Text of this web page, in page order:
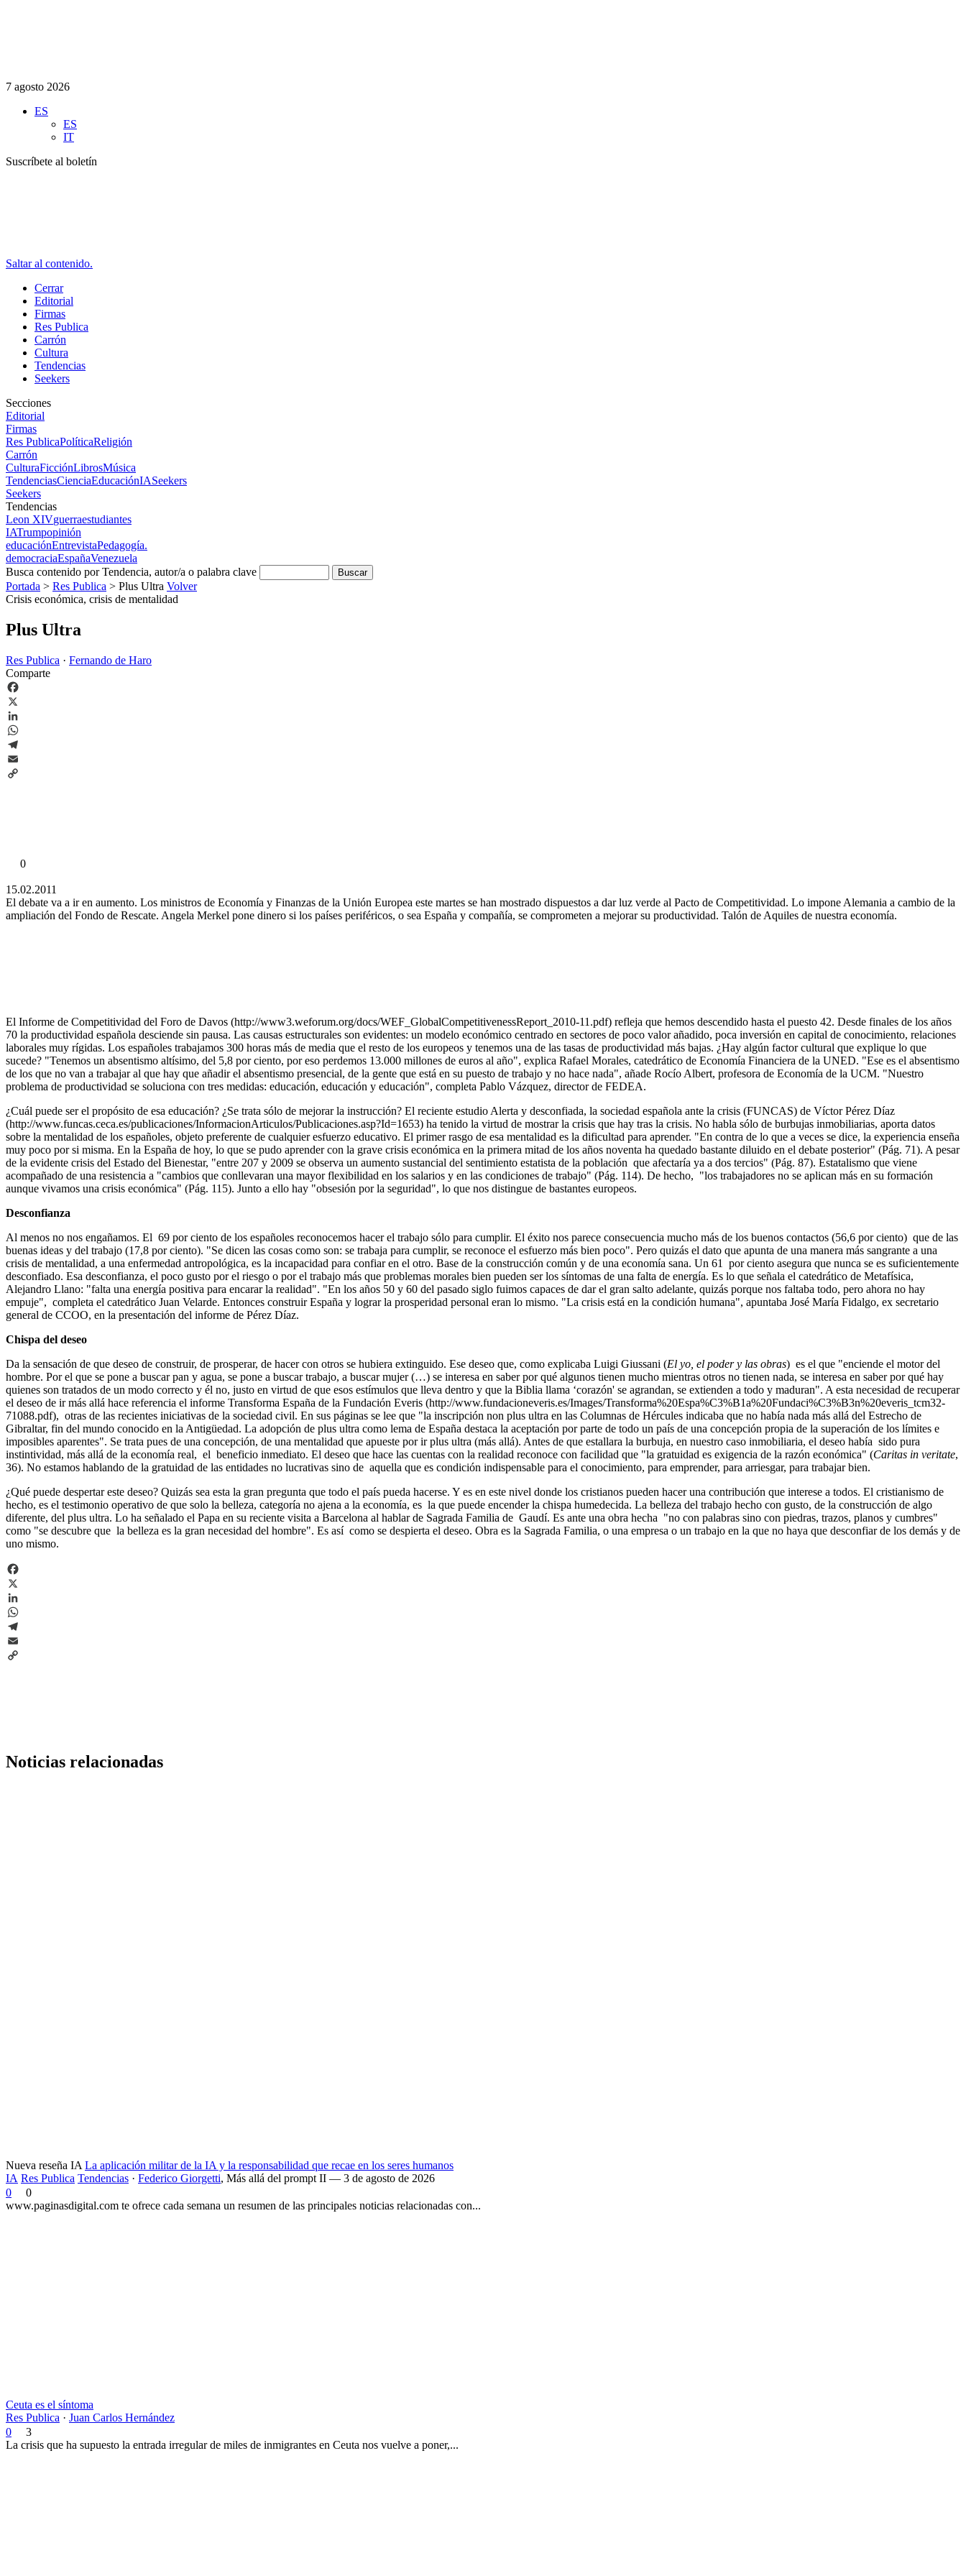
7 agosto 2026
ES
ES
IT
Suscríbete al boletín
Saltar al contenido.
Cerrar
Editorial
Firmas
Res Publica
Carrón
Cultura
Tendencias
Seekers
Secciones
Editorial
Firmas
Res PublicaPolíticaReligión
Carrón
CulturaFicciónLibrosMúsica
TendenciasCienciaEducaciónIASeekers
Seekers
Tendencias
Leon XIVguerraestudiantes
IATrumpopinión
educaciónEntrevistaPedagogía.
democraciaEspañaVenezuela
Busca contenido por Tendencia, autor/a o palabra clave
Portada > Res Publica > Plus Ultra Volver
Crisis económica, crisis de mentalidad
Plus Ultra
Res Publica · Fernando de Haro
Comparte
Facebook
X
LinkedIn
WhatsApp
Telegram
Email
0
15.02.2011
El debate va a ir en aumento. Los ministros de Economía y Finanzas de la Unión Europea este martes se han mostrado dispuestos a dar luz verde al Pacto de Competitividad. Lo impone Alemania a cambio de la
ampliación del Fondo de Rescate. Angela Merkel pone dinero si los países periféricos, o sea España y compañía, se comprometen a mejorar su productividad. Talón de Aquiles de nuestra economía.
El Informe de Competitividad del Foro de Davos (http://www3.weforum.org/docs/WEF_GlobalCompetitivenessReport_2010-11.pdf) refleja que hemos descendido hasta el puesto 42. Desde finales de los años
70 la productividad española desciende sin pausa. Las causas estructurales son evidentes: un modelo económico centrado en sectores de poco valor añadido, poca inversión en capital de conocimiento, relaciones
laborales muy rígidas. Los españoles trabajamos 300 horas más de media que el resto de los europeos y tenemos una de las tasas de productividad más bajas. ¿Hay algún factor cultural que explique lo que
sucede? "Tenemos un absentismo altísimo, del 5,8 por ciento, por eso perdemos 13.000 millones de euros al año", explica Rafael Morales, catedrático de Economía Financiera de la UNED. "Ese es el absentismo
de los que no van a trabajar al que hay que añadir el absentismo presencial, de la gente que está en su puesto de trabajo y no hace nada", añade Rocío Albert, profesora de Economía de la UCM. "Nuestro
problema de productividad se soluciona con tres medidas: educación, educación y educación", completa Pablo Vázquez, director de FEDEA.
¿Cuál puede ser el propósito de esa educación? ¿Se trata sólo de mejorar la instrucción? El reciente estudio Alerta y desconfiada, la sociedad española ante la crisis (FUNCAS) de Víctor Pérez Díaz
(http://www.funcas.ceca.es/publicaciones/InformacionArticulos/Publicaciones.asp?Id=1653) ha tenido la virtud de mostrar la crisis que hay tras la crisis. No habla sólo de burbujas inmobiliarias, aporta datos
sobre la mentalidad de los españoles, objeto preferente de cualquier esfuerzo educativo. El primer rasgo de esa mentalidad es la dificultad para aprender. "En contra de lo que a veces se dice, la experiencia enseña
muy poco por si misma. En la España de hoy, lo que se pudo aprender con la grave crisis económica en la primera mitad de los años noventa ha quedado bastante diluido en el debate posterior" (Pág. 71). A pesar
de la evidente crisis del Estado del Bienestar, "entre 207 y 2009 se observa un aumento sustancial del sentimiento estatista de la población que afectaría ya a dos tercios" (Pág. 87). Estatalismo que viene
acompañado de una resistencia a "cambios que conllevaran una mayor flexibilidad en los salarios y en las condiciones de trabajo" (Pág. 114). De hecho, "los trabajadores no se aplican más en su formación
aunque vivamos una crisis económica" (Pág. 115). Junto a ello hay "obsesión por la seguridad", lo que nos distingue de bastantes europeos.
Desconfianza
Al menos no nos engañamos. El 69 por ciento de los españoles reconocemos hacer el trabajo sólo para cumplir. El éxito nos parece consecuencia mucho más de los buenos contactos (56,6 por ciento) que de las
buenas ideas y del trabajo (17,8 por ciento). "Se dicen las cosas como son: se trabaja para cumplir, se reconoce el esfuerzo más bien poco". Pero quizás el dato que apunta de una manera más sangrante a una
crisis de mentalidad, a una enfermedad antropológica, es la incapacidad para confiar en el otro. Base de la construcción común y de una economía sana. Un 61 por ciento asegura que nunca se es suficientemente
desconfiado. Esa desconfianza, el poco gusto por el riesgo o por el trabajo más que problemas morales bien pueden ser los síntomas de una falta de energía. Es lo que señala el catedrático de Metafísica,
Alejandro Llano: "falta una energía positiva para encarar la realidad". "En los años 50 y 60 del pasado siglo fuimos capaces de dar el gran salto adelante, quizás porque nos faltaba todo, pero ahora no hay
empuje", completa el catedrático Juan Velarde. Entonces construir España y lograr la prosperidad personal eran lo mismo. "La crisis está en la condición humana", apuntaba José María Fidalgo, ex secretario
general de CCOO, en la presentación del informe de Pérez Díaz.
Chispa del deseo
Da la sensación de que deseo de construir, de prosperar, de hacer con otros se hubiera extinguido. Ese deseo que, como explicaba Luigi Giussani (El yo, el poder y las obras) es el que "enciende el motor del
hombre. Por el que se pone a buscar pan y agua, se pone a buscar trabajo, a buscar mujer (…) se interesa en saber por qué algunos tienen mucho mientras otros no tienen nada, se interesa en saber por qué hay
quienes son tratados de un modo correcto y él no, justo en virtud de que esos estímulos que lleva dentro y que la Biblia llama ‘corazón' se agrandan, se extienden a todo y maduran". A esta necesidad de recuperar
el deseo de ir más allá hace referencia el informe Transforma España de la Fundación Everis (http://www.fundacioneveris.es/Images/Transforma%20Espa%C3%B1a%20Fundaci%C3%B3n%20everis_tcm32-
71088.pdf), otras de las recientes iniciativas de la sociedad civil. En sus páginas se lee que "la inscripción non plus ultra en las Columnas de Hércules indicaba que no había nada más allá del Estrecho de
Gibraltar, fin del mundo conocido en la Antigüedad. La adopción de plus ultra como lema de España destaca la aceptación por parte de todo un país de una concepción propia de la superación de los límites e
imposibles aparentes". Se trata pues de una concepción, de una mentalidad que apueste por ir plus ultra (más allá). Antes de que estallara la burbuja, en nuestro caso inmobiliaria, el deseo había sido pura
instintividad, más allá de la economía real, el beneficio inmediato. El deseo que hace las cuentas con la realidad reconoce con facilidad que "la gratuidad es exigencia de la razón económica" (Caritas in veritate,
36). No estamos hablando de la gratuidad de las entidades no lucrativas sino de aquella que es condición indispensable para el conocimiento, para emprender, para arriesgar, para trabajar bien.
¿Qué puede despertar este deseo? Quizás sea esta la gran pregunta que todo el país pueda hacerse. Y es en este nivel donde los cristianos pueden hacer una contribución que interese a todos. El cristianismo de
hecho, es el testimonio operativo de que solo la belleza, categoría no ajena a la economía, es la que puede encender la chispa humedecida. La belleza del trabajo hecho con gusto, de la construcción de algo
diferente, del plus ultra. Lo ha señalado el Papa en su reciente visita a Barcelona al hablar de Sagrada Familia de Gaudí. Es ante una obra hecha "no con palabras sino con piedras, trazos, planos y cumbres"
como "se descubre que la belleza es la gran necesidad del hombre". Es así como se despierta el deseo. Obra es la Sagrada Familia, o una empresa o un trabajo en la que no haya que desconfiar de los demás y de
uno mismo.
Facebook
X
LinkedIn
WhatsApp
Telegram
Email
Noticias relacionadas
Nueva reseña IA La aplicación militar de la IA y la responsabilidad que recae en los seres humanos
IA Res Publica Tendencias · Federico Giorgetti, Más allá del prompt II — 3 de agosto de 2026
0
0
www.paginasdigital.com te ofrece cada semana un resumen de las principales noticias relacionadas con...
Ceuta es el síntoma
Res Publica · Juan Carlos Hernández
0
3
La crisis que ha supuesto la entrada irregular de miles de inmigrantes en Ceuta nos vuelve a poner,...